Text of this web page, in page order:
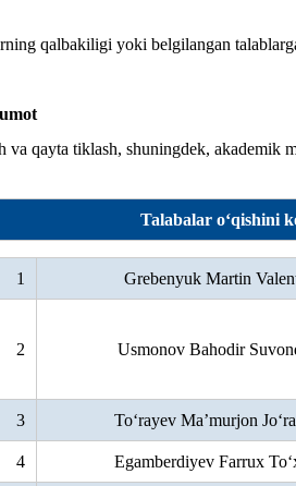
qalbakiligi yoki belgilangan
va qayta tiklash, shuningdek, akademik
Talabalar o‘qishini
1 Grebenyuk Martin
2 Usmonov Bahodir
3 To‘rayev Ma’murjon
4 Egamberdiyev Farrux